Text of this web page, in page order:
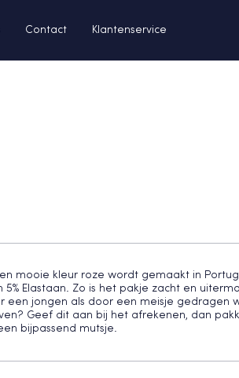
Contact Klantenservice
mooie kleur roze wordt gemaakt in
5% Elastaan. Zo is het pakje zacht en
een jongen als door een meisje gedragen
Geef dit aan bij het afrekenen, dan
bijpassend mutsje.